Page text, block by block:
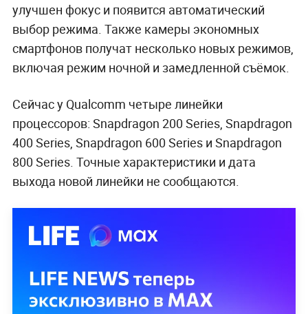
улучшен фокус и появится автоматический
выбор режима. Также камеры экономных
смартфонов получат несколько новых режимов,
включая режим ночной и замедленной съёмок.
Сейчас у Qualcomm четыре линейки
процессоров: Snapdragon 200 Series, Snapdragon
400 Series, Snapdragon 600 Series и Snapdragon
800 Series. Точные характеристики и дата
выхода новой линейки не сообщаются.